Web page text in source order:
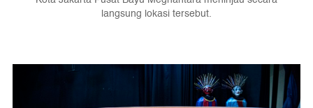
langsung lokasi tersebut.